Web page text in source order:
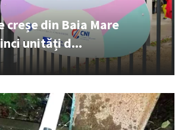
creșe din Baia Mare
unități d...